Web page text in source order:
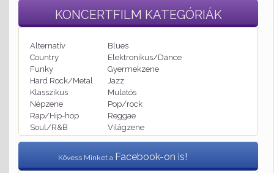
KONCERTFILM KATEGÓRIÁK
Alternatív
Blues
Country
Elektronikus/Dance
Funky
Gyermekzene
Hard Rock/Metal
Jazz
Klasszikus
Mulatós
Népzene
Pop/rock
Rap/Hip-hop
Reggae
Soul/R&B
Világzene
Kövess Minket a Facebook-on is!